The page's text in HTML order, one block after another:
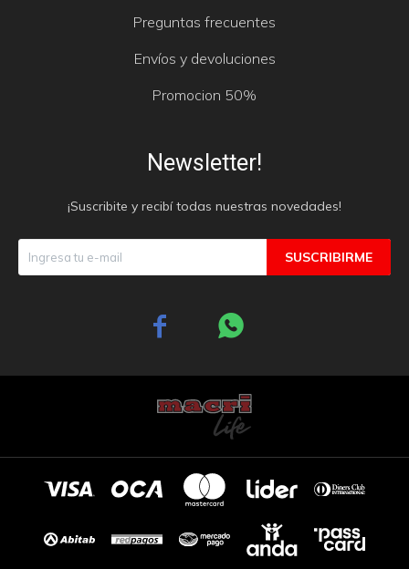
Preguntas frecuentes
Envíos y devoluciones
Promocion 50%
Newsletter!
¡Suscribite y recibí todas nuestras novedades!
SUSCRIBIRME
 